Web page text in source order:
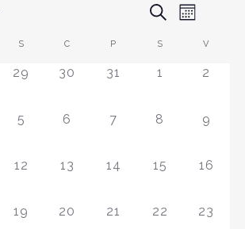
KERESÉSE
ÉS
Keresett
kifejezésMonth
S C P S V
0
29
0
30
0
31
01
0
2
0
5
0
6
0
7
0
8
0
9
0
12
0
13
0
14
0
15
0
16
0
19
0
20
0
21
0
22
0
23